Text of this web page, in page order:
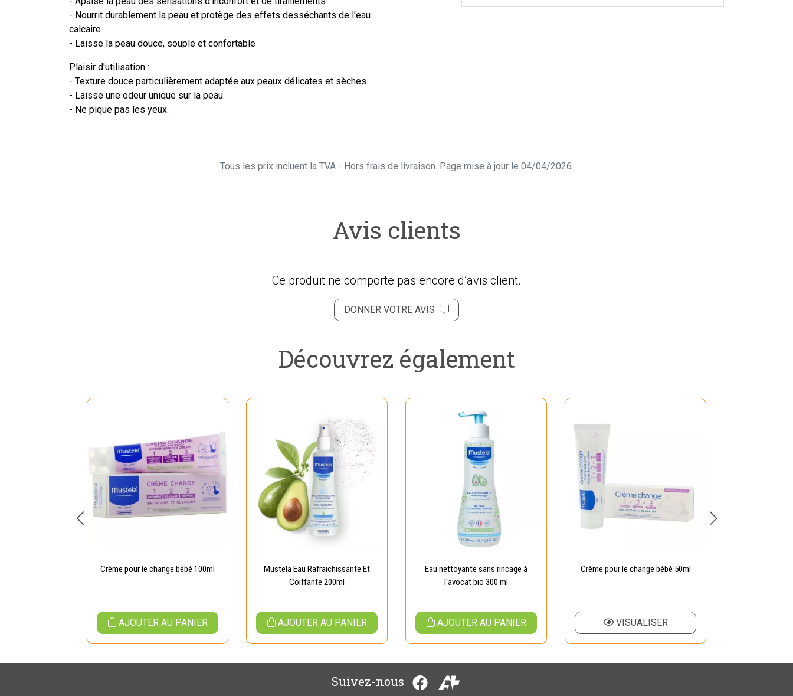
- Nourrit durablement la peau et protège des effets desséchants de l'eau
calcaire
- Laisse la peau douce, souple et confortable
Plaisir d'utilisation :
- Texture douce particulièrement adaptée aux peaux délicates et sèches.
- Laisse une odeur unique sur la peau.
- Ne pique pas les yeux.
Tous les prix incluent la TVA - Hors frais de livraison. Page mise à jour le 04/04/2026.
Avis clients
Ce produit ne comporte pas encore d’avis client.
DONNER VOTRE AVIS
Découvrez également
Crème pour le change bébé 100ml
AJOUTER AU PANIER
Mustela Eau Rafraichissante Et
Coiffante 200ml
AJOUTER AU PANIER
Eau nettoyante sans rincage à
l'avocat bio 300 ml
AJOUTER AU PANIER
Crème pour le change bébé 50ml
VISUALISER
Suivez-nous